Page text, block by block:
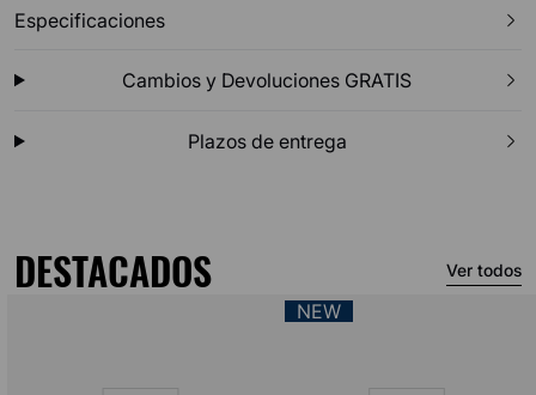
Especificaciones
Cambios y Devoluciones GRATIS
Plazos de entrega
DESTACADOS Ver todos
NEW